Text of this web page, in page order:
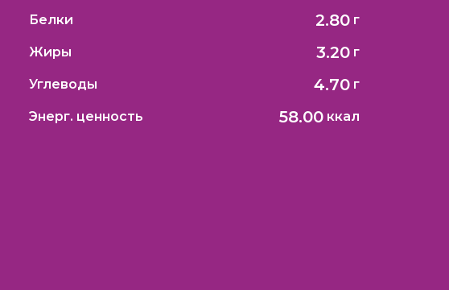
Белки 2.80 г
Жиры 3.20 г
Углеводы 4.70 г
Энерг. ценность 58.00 ккал